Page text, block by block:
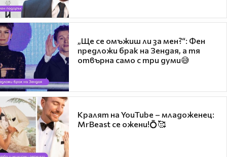
„Ще се омъжиш ли за мен?“: Фен
предложи брак на Зендая, а тя
отвърна само с три думи😅
Кралят на YouTube – младоженец:
MrBeast се ожени!💍🥰